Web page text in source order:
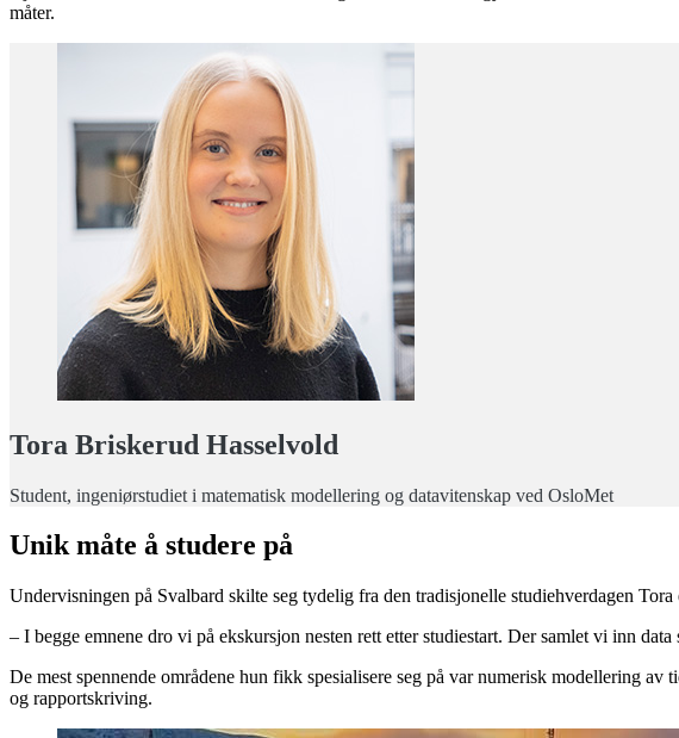
måter.
Tora Briskerud Hasselvold
Student, ingeniørstudiet i matematisk modellering og datavitenskap ved OsloMet
Unik måte å studere på
Undervisningen på Svalbard skilte seg tydelig fra den tradisjonelle studiehverdagen
– I begge emnene dro vi på ekskursjon nesten rett etter studiestart. Der samlet vi inn
De mest spennende områdene hun fikk spesialisere seg på var numerisk modellering
og rapportskriving.